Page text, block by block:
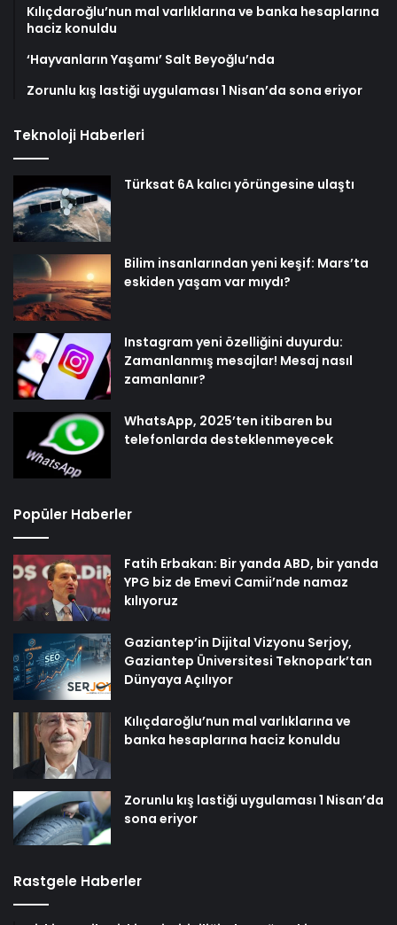
Kılıçdaroğlu’nun mal varlıklarına ve banka hesaplarına
haciz konuldu
‘Hayvanların Yaşamı’ Salt Beyoğlu’nda
Zorunlu kış lastiği uygulaması 1 Nisan’da sona eriyor
Teknoloji Haberleri
Türksat 6A kalıcı yörüngesine ulaştı
Bilim insanlarından yeni keşif: Mars’ta
eskiden yaşam var mıydı?
Instagram yeni özelliğini duyurdu:
Zamanlanmış mesajlar! Mesaj nasıl
zamanlanır?
WhatsApp, 2025’ten itibaren bu
telefonlarda desteklenmeyecek
Popüler Haberler
Fatih Erbakan: Bir yanda ABD, bir yanda
YPG biz de Emevi Camii’nde namaz
kılıyoruz
Gaziantep’in Dijital Vizyonu Serjoy,
Gaziantep Üniversitesi Teknopark’tan
Dünyaya Açılıyor
Kılıçdaroğlu’nun mal varlıklarına ve
banka hesaplarına haciz konuldu
Zorunlu kış lastiği uygulaması 1 Nisan’da
sona eriyor
Rastgele Haberler